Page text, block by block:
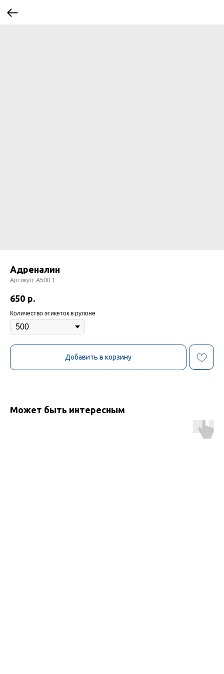
Адреналин
Артикул: А500.1
650 р.
Количество этикеток в рулоне
Добавить в корзину
Может быть интересным